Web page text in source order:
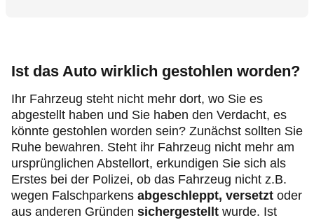
Ist das Auto wirklich gestohlen worden?
Ihr Fahrzeug steht nicht mehr dort, wo Sie es
abgestellt haben und Sie haben den Verdacht, es
könnte gestohlen worden sein? Zunächst sollten Sie
Ruhe bewahren. Steht ihr Fahrzeug nicht mehr am
ursprünglichen Abstellort, erkundigen Sie sich als
Erstes bei der Polizei, ob das Fahrzeug nicht z.B.
wegen Falschparkens abgeschleppt, versetzt oder
aus anderen Gründen sichergestellt wurde. Ist